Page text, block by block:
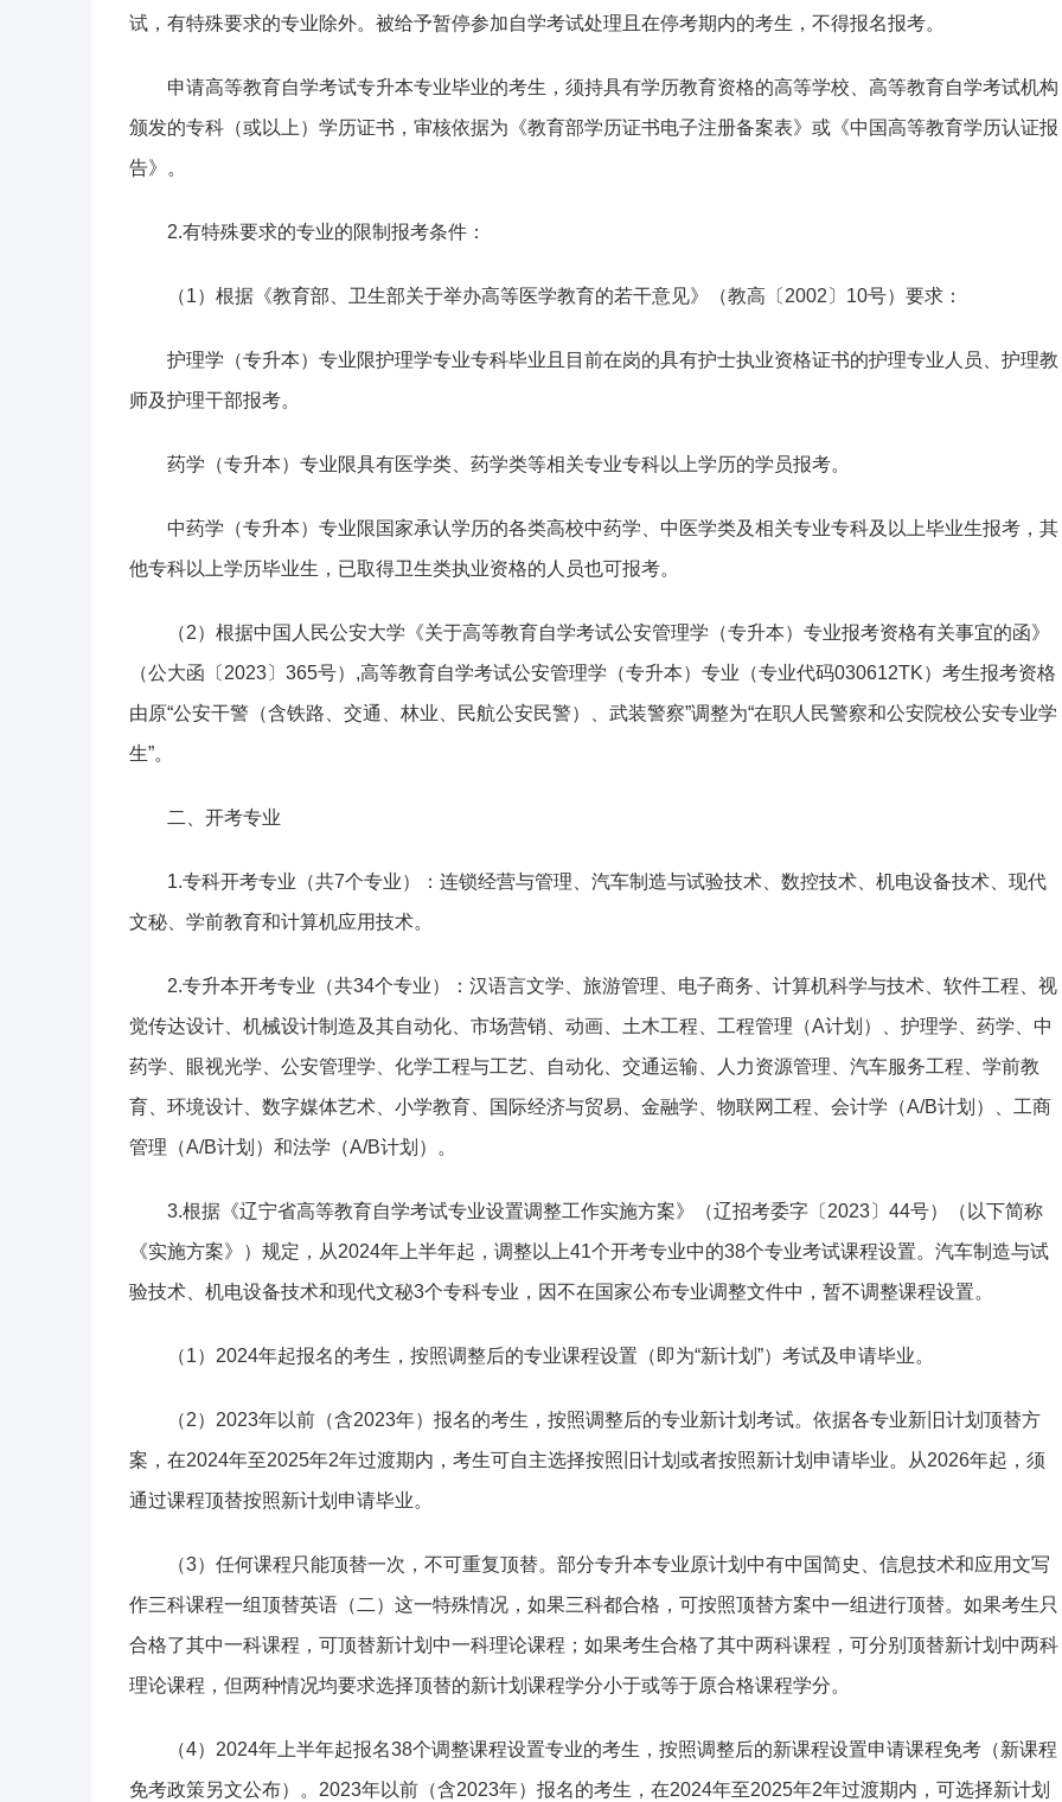
试，有特殊要求的专业除外。被给予暂停参加自学考试处理且在停考期内的考生，不得报名报考。
申请高等教育自学考试专升本专业毕业的考生，须持具有学历教育资格的高等学校、高等教育自学考试机构
颁发的专科（或以上）学历证书，审核依据为《教育部学历证书电子注册备案表》或《中国高等教育学历认证报
告》。
2.有特殊要求的专业的限制报考条件：
（1）根据《教育部、卫生部关于举办高等医学教育的若干意见》（教高〔2002〕10号）要求：
护理学（专升本）专业限护理学专业专科毕业且目前在岗的具有护士执业资格证书的护理专业人员、护理教
师及护理干部报考。
药学（专升本）专业限具有医学类、药学类等相关专业专科以上学历的学员报考。
中药学（专升本）专业限国家承认学历的各类高校中药学、中医学类及相关专业专科及以上毕业生报考，其
他专科以上学历毕业生，已取得卫生类执业资格的人员也可报考。
（2）根据中国人民公安大学《关于高等教育自学考试公安管理学（专升本）专业报考资格有关事宜的函》
（公大函〔2023〕365号）,高等教育自学考试公安管理学（专升本）专业（专业代码030612TK）考生报考资格
由原“公安干警（含铁路、交通、林业、民航公安民警）、武装警察”调整为“在职人民警察和公安院校公安专业学
生”。
二、开考专业
1.专科开考专业（共7个专业）：连锁经营与管理、汽车制造与试验技术、数控技术、机电设备技术、现代
文秘、学前教育和计算机应用技术。
2.专升本开考专业（共34个专业）：汉语言文学、旅游管理、电子商务、计算机科学与技术、软件工程、视
觉传达设计、机械设计制造及其自动化、市场营销、动画、土木工程、工程管理（A计划）、护理学、药学、中
药学、眼视光学、公安管理学、化学工程与工艺、自动化、交通运输、人力资源管理、汽车服务工程、学前教
育、环境设计、数字媒体艺术、小学教育、国际经济与贸易、金融学、物联网工程、会计学（A/B计划）、工商
管理（A/B计划）和法学（A/B计划）。
3.根据《辽宁省高等教育自学考试专业设置调整工作实施方案》（辽招考委字〔2023〕44号）（以下简称
《实施方案》）规定，从2024年上半年起，调整以上41个开考专业中的38个专业考试课程设置。汽车制造与试
验技术、机电设备技术和现代文秘3个专科专业，因不在国家公布专业调整文件中，暂不调整课程设置。
（1）2024年起报名的考生，按照调整后的专业课程设置（即为“新计划”）考试及申请毕业。
（2）2023年以前（含2023年）报名的考生，按照调整后的专业新计划考试。依据各专业新旧计划顶替方
案，在2024年至2025年2年过渡期内，考生可自主选择按照旧计划或者按照新计划申请毕业。从2026年起，须
通过课程顶替按照新计划申请毕业。
（3）任何课程只能顶替一次，不可重复顶替。部分专升本专业原计划中有中国简史、信息技术和应用文写
作三科课程一组顶替英语（二）这一特殊情况，如果三科都合格，可按照顶替方案中一组进行顶替。如果考生只
合格了其中一科课程，可顶替新计划中一科理论课程；如果考生合格了其中两科课程，可分别顶替新计划中两科
理论课程，但两种情况均要求选择顶替的新计划课程学分小于或等于原合格课程学分。
（4）2024年上半年起报名38个调整课程设置专业的考生，按照调整后的新课程设置申请课程免考（新课程
免考政策另文公布）。2023年以前（含2023年）报名的考生，在2024年至2025年2年过渡期内，可选择新计划